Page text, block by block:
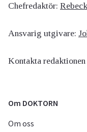
Chefredaktör:
Ansvarig utgivare:
Kontakta redaktionen
Om DOKTORN
Om oss